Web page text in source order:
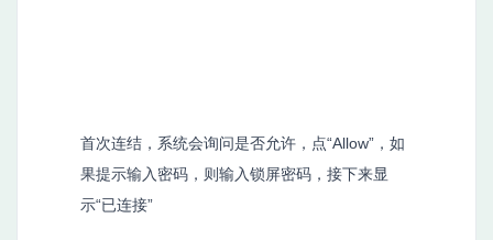
首次连结，系统会询问是否允许，点“Allow”，如
果提示输入密码，则输入锁屏密码，接下来显
示“已连接”